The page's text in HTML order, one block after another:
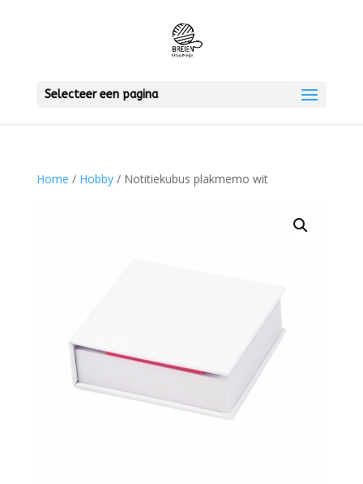
Selecteer een pagina
Home / Hobby/ Notitiekubus plakmemo wit